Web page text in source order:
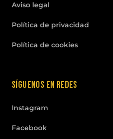
Aviso legal
Política de privacidad
Política de cookies
Síguenos en redes
Instagram
Facebook